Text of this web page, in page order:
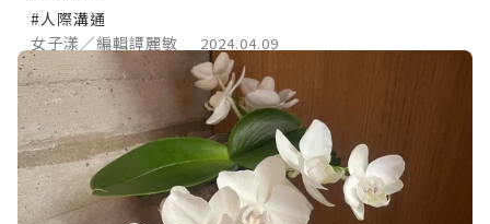
#人際溝通
女子漾／編輯譚麗敏
2024.04.09